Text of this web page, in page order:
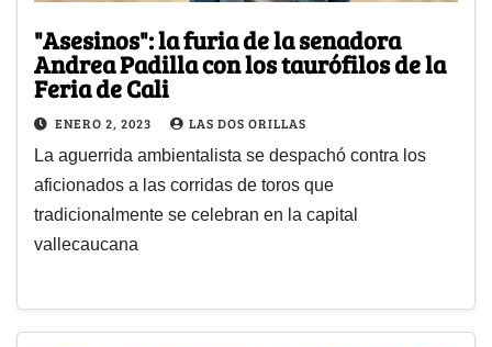
"Asesinos": la furia de la senadora
Andrea Padilla con los taurófilos de la
Feria de Cali
ENERO 2, 2023 LAS DOS ORILLAS
La aguerrida ambientalista se despachó contra los
aficionados a las corridas de toros que
tradicionalmente se celebran en la capital
vallecaucana